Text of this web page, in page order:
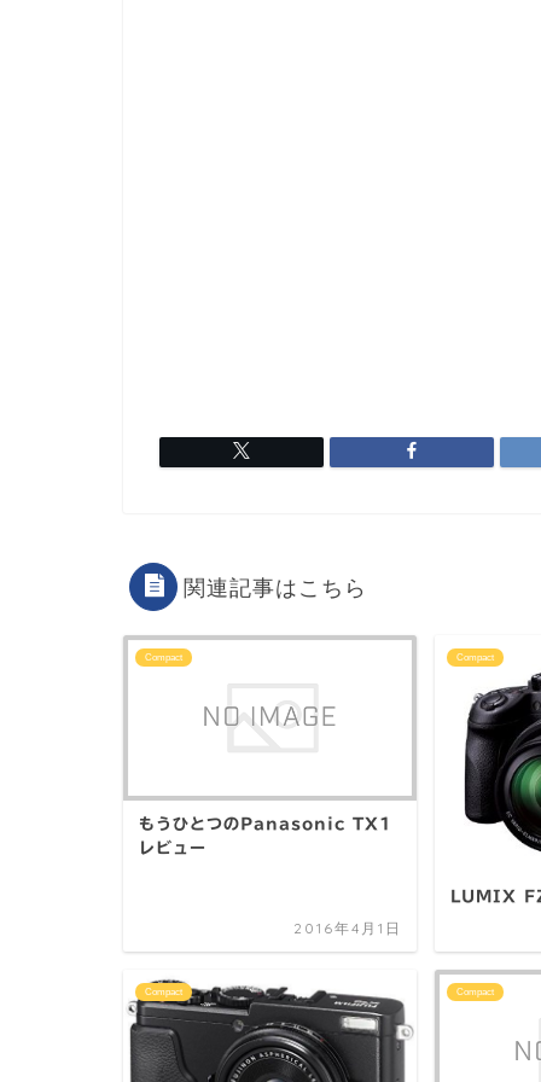
関連記事はこちら
Compact
もうひとつのPanasonic TX1
レビュー
2016年4月1日
Compact
LUMIX
Compact Compact